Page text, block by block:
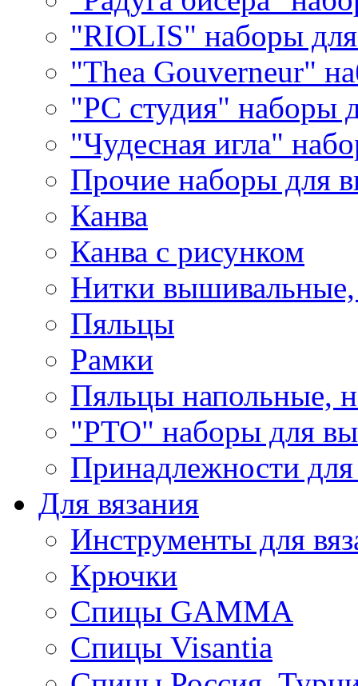
"RIOLIS" наборы
"Thea Gouverneur"
"РС студия" наборы
"Чудесная игла"
Прочие наборы для
Канва
Канва с рисунком
Нитки
Пяльцы
Рамки
Пяльцы напольные,
"РТО" наборы для
Принадлежности
Для вязания
Инструменты для
Крючки
Спицы GAMMA
Спицы Visantia